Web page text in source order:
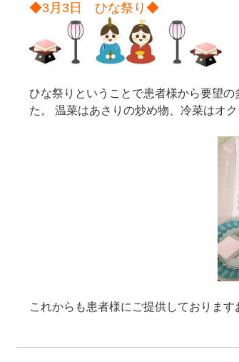
◆3月3日 ひな祭り◆
ひな祭りということで患者様から要望
た。 温菜はあさりの炒め物、冷菜はオ
これからも患者様にご提供しておりま